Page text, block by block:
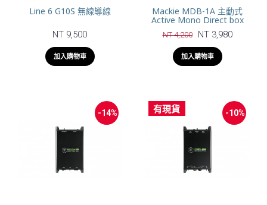
Line 6 G10S 無線導線
NT 9,500
加入購物車
Mackie MDB-1A 主動式
Active Mono Direct box
NT 4,200 NT 3,980
加入購物車
-14% -10%
有現貨